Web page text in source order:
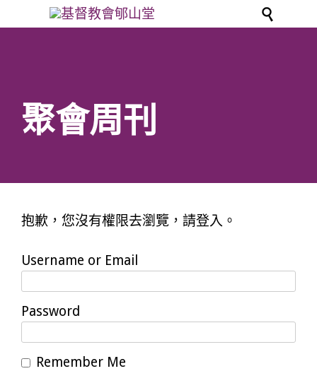

聚會周刊
抱歉，您沒有權限去瀏覽，請登入。
Username or Email
Password
Remember Me